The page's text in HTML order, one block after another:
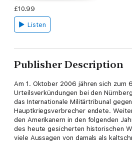
£10.99
Listen
Publisher Description
Am 1. Oktober 2006 jähren sich zum
Urteilsverkündungen bei den
das Internationale Militärtribunal
Hauptkriegsverbrecher endete.
den Amerikanern in den folgenden
des heute gesicherten historischen
viele Aussagen von damals als